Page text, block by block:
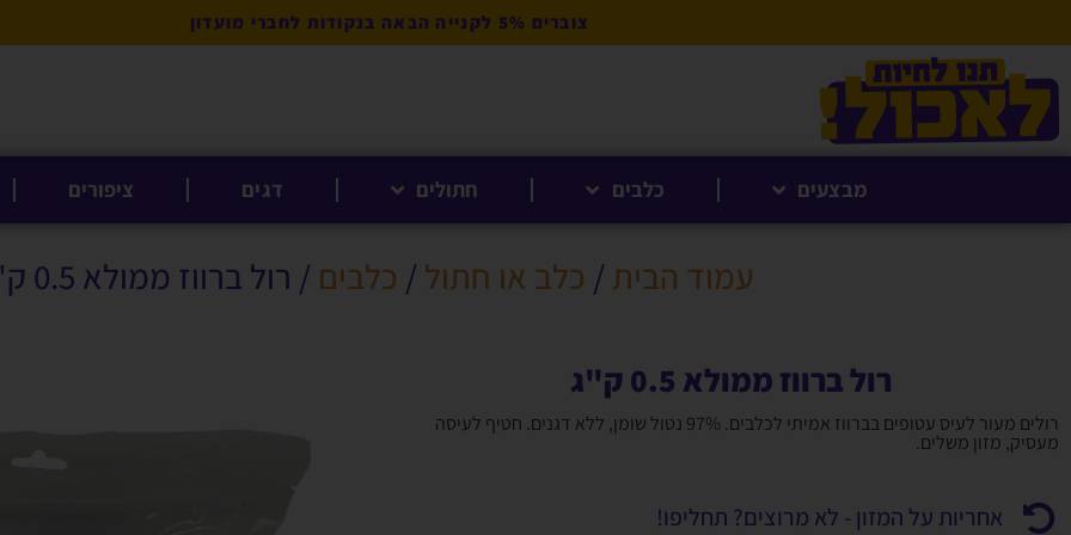
צוברים 5% לקנייה הבאה בנקודות לחברי מועדון
מבצעים כלבים חתולים דגים ציפורים
עמוד הבית / כלב או חתול / כלבים / רול ברווז ממולא 0.5 ק"ג
רול ברווז ממולא 0.5 ק"ג
רולים מעור לעיס עטופים בברווז אמיתי לכלבים. 97% נטול שומן, ללא דגנים. חטיף לעיסה
מעסיק, מזון משלים.
אחריות על המזון - לא מרוצים? תחליפו!